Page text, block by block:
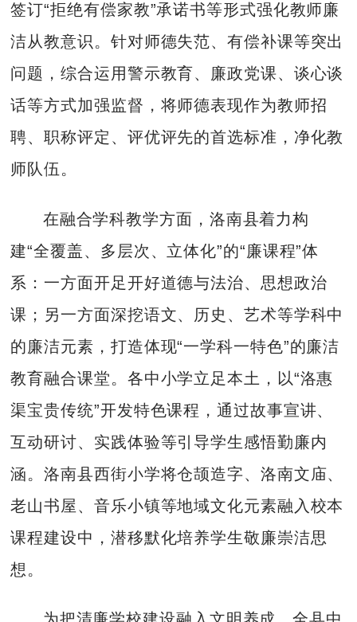
签订“拒绝有偿家教”承诺书等形式强化教师廉
洁从教意识。针对师德失范、有偿补课等突出
问题，综合运用警示教育、廉政党课、谈心谈
话等方式加强监督，将师德表现作为教师招
聘、职称评定、评优评先的首选标准，净化教
师队伍。
在融合学科教学方面，洛南县着力构
建“全覆盖、多层次、立体化”的“廉课程”体
系：一方面开足开好道德与法治、思想政治
课；另一方面深挖语文、历史、艺术等学科中
的廉洁元素，打造体现“一学科一特色”的廉洁
教育融合课堂。各中小学立足本土，以“洛惠
渠宝贵传统”开发特色课程，通过故事宣讲、
互动研讨、实践体验等引导学生感悟勤廉内
涵。洛南县西街小学将仓颉造字、洛南文庙、
老山书屋、音乐小镇等地域文化元素融入校本
课程建设中，潜移默化培养学生敬廉崇洁思
想。